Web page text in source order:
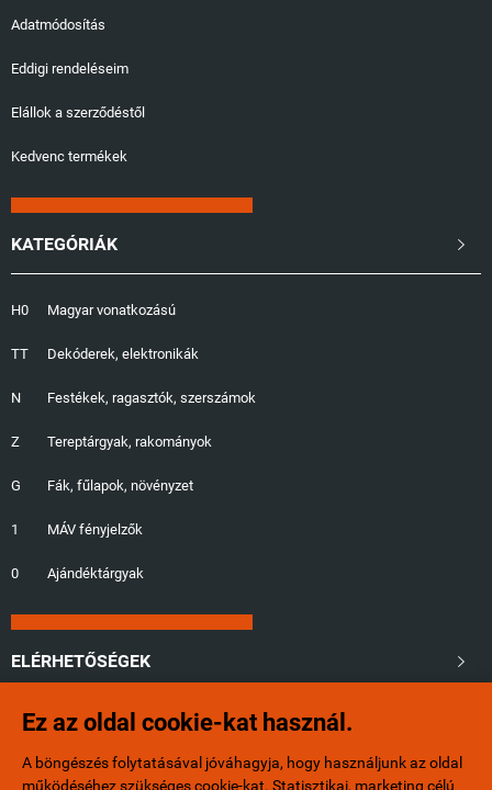
Ez az oldal cookie-kat használ.
A böngészés folytatásával jóváhagyja, hogy használjunk az oldal
működéséhez szükséges cookie-kat. Statisztikai, marketing célú
Adatmódosítás
Eddigi rendeléseim
Elállok a szerződéstől
Kedvenc termékek
KATEGÓRIÁK 
H0
TT
N
Z
G
1
0
Magyar vonatkozású
Dekóderek, elektronikák
Festékek, ragasztók, szerszámok
Tereptárgyak, rakományok
Fák, fűlapok, növényzet
MÁV fényjelzők
Ajándéktárgyak
ELÉRHETŐSÉGEK 
+36/20-401-6553
info@minibox.hu